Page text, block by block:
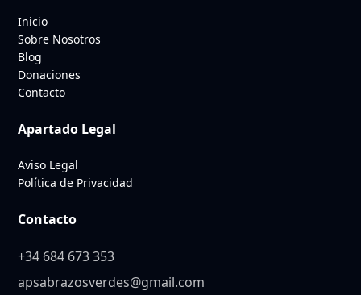
Inicio
Sobre Nosotros
Blog
Donaciones
Contacto
Apartado Legal
Aviso Legal
Política de Privacidad
Contacto
+34 684 673 353
apsabrazosverdes@gmail.com